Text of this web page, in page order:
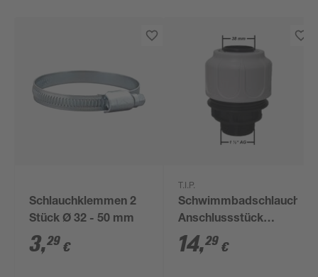
Schlauchklemmen 2
Stück Ø 32 - 50 mm
3,29 €
T.I.P.
Schwimmbadschlauch-
Anschlussstück
Kunststoff 38 mm
14,29 €